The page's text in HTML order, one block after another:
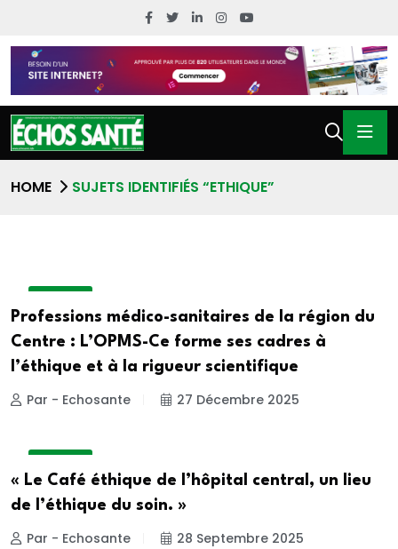
HOME SUJETS IDENTIFIÉS “ETHIQUE”
Professions médico-sanitaires de la région du
Centre : L’OPMS-Ce forme ses cadres à
l’éthique et à la rigueur scientifique
Par - Echosante 27 Décembre 2025
« Le Café éthique de l’hôpital central, un lieu
de l’éthique du soin. »
Par - Echosante 28 Septembre 2025